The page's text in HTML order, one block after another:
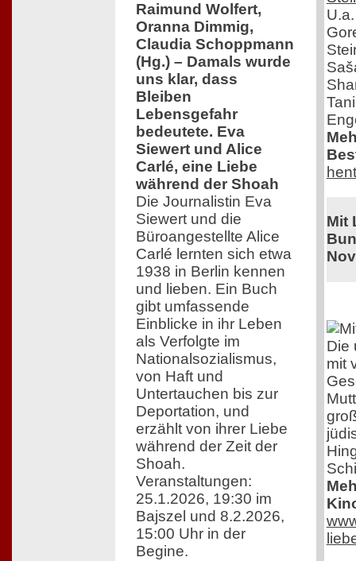
Raimund Wolfert,
Oranna Dimmig,
Claudia Schoppmann
(Hg.) – Damals wurde
uns klar, dass
Bleiben
Lebensgefahr
bedeutete. Eva
Siewert und Alice
Carlé, eine Liebe
während der Shoah
Die Journalistin Eva
Siewert und die
Büroangestellte Alice
Carlé lernten sich etwa
1938 in Berlin kennen
und lieben. Ein Buch
gibt umfassende
Einblicke in ihr Leben
als Verfolgte im
Nationalsozialismus,
von Haft und
Untertauchen bis zur
Deportation, und
erzählt von ihrer Liebe
während der Zeit der
Shoah.
Veranstaltungen:
25.1.2026, 19:30 im
Bajszel und 8.2.2026,
15:00 Uhr in der
Begine.
Mit
Die
mit